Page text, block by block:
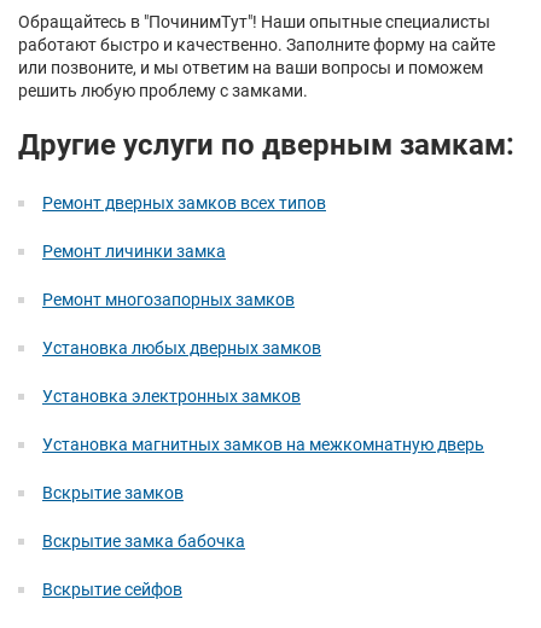
Обращайтесь в "ПочинимТут"! Наши опытные специалисты
работают быстро и качественно. Заполните форму на сайте
или позвоните, и мы ответим на ваши вопросы и поможем
решить любую проблему с замками.
Другие услуги по дверным замкам:
Ремонт дверных замков всех типов
Ремонт личинки замка
Ремонт многозапорных замков
Установка любых дверных замков
Установка электронных замков
Установка магнитных замков на межкомнатную дверь
Вскрытие замков
Вскрытие замка бабочка
Вскрытие сейфов